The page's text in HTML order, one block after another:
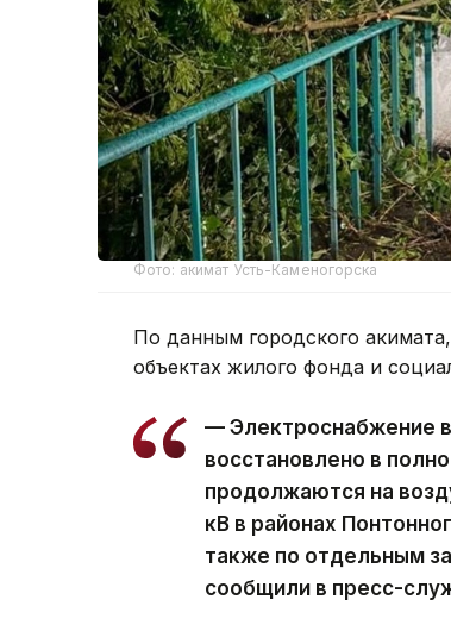
Фото: акимат Усть-Каменогорска
По данным городского
объектах жилого фонда и
— Электроснабжение
восстановлено в
продолжаются на
кВ в районах
также по отдельным
сообщили в пресс-